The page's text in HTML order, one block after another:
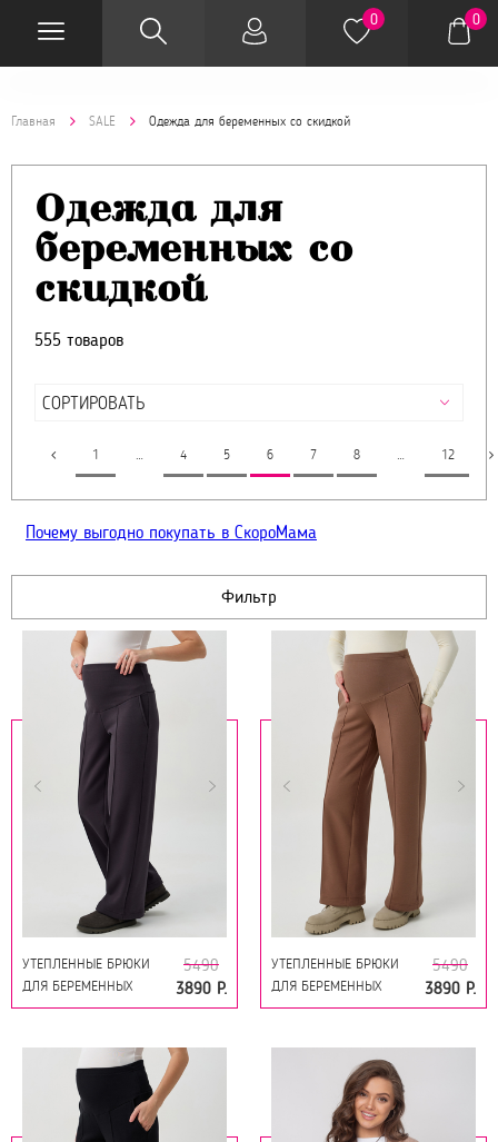
0 0
Главная SALE Одежда для беременных со скидкой
Одежда для
беременных со
скидкой
555 товаров
1 … 4 5 6 7 8 … 12
Почему выгодно покупать в СкороМама
Фильтр
УТЕПЛЕННЫЕ БРЮКИ
ДЛЯ БЕРЕМЕННЫХ
19278 ГРАФИТ
5490
3890 Р.
УТЕПЛЕННЫЕ БРЮКИ
ДЛЯ БЕРЕМЕННЫХ
19278 МОККО
5490
3890 Р.